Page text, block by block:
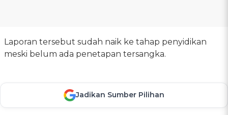
Laporan tersebut sudah naik ke tahap penyidikan
meski belum ada penetapan tersangka.
Jadikan Sumber Pilihan